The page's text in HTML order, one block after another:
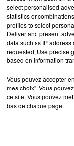
LA FAMILLE
FM
de la
de la Ligue 1.
select personalised
statistics or
profiles to select
Deliver and present
data such as IP
requested; Use precise
based on information
Vous pouvez accepter
mes choix". Vous
ce site. Vous pouvez
bas de chaque page.